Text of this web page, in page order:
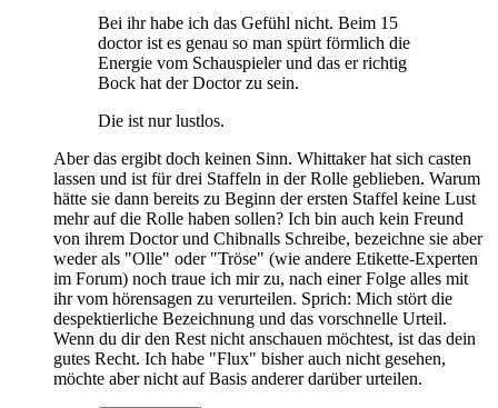
Bei ihr habe ich das Gefühl nicht. Beim 15
doctor ist es genau so man spürt förmlich die
Energie vom Schauspieler und das er richtig
Bock hat der Doctor zu sein.
Die ist nur lustlos.
Aber das ergibt doch keinen Sinn. Whittaker hat sich casten
lassen und ist für drei Staffeln in der Rolle geblieben. Warum
hätte sie dann bereits zu Beginn der ersten Staffel keine Lust
mehr auf die Rolle haben sollen? Ich bin auch kein Freund
von ihrem Doctor und Chibnalls Schreibe, bezeichne sie aber
weder als "Olle" oder "Tröse" (wie andere Etikette-Experten
im Forum) noch traue ich mir zu, nach einer Folge alles mit
ihr vom hörensagen zu verurteilen. Sprich: Mich stört die
despektierliche Bezeichnung und das vorschnelle Urteil.
Wenn du dir den Rest nicht anschauen möchtest, ist das dein
gutes Recht. Ich habe "Flux" bisher auch nicht gesehen,
möchte aber nicht auf Basis anderer darüber urteilen.